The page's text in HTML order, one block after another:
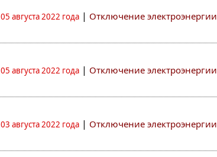
05 августа 2022 года | Отключение электроэнергии
05 августа 2022 года | Отключение электроэнергии
03 августа 2022 года | Отключение электроэнергии